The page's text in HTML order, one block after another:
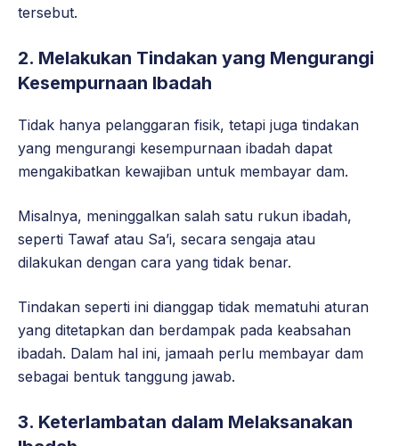
tersebut.
2. Melakukan Tindakan yang Mengurangi
Kesempurnaan Ibadah
Tidak hanya pelanggaran fisik, tetapi juga tindakan
yang mengurangi kesempurnaan ibadah dapat
mengakibatkan kewajiban untuk membayar dam.
Misalnya, meninggalkan salah satu rukun ibadah,
seperti Tawaf atau Sa’i, secara sengaja atau
dilakukan dengan cara yang tidak benar.
Tindakan seperti ini dianggap tidak mematuhi aturan
yang ditetapkan dan berdampak pada keabsahan
ibadah. Dalam hal ini, jamaah perlu membayar dam
sebagai bentuk tanggung jawab.
3. Keterlambatan dalam Melaksanakan